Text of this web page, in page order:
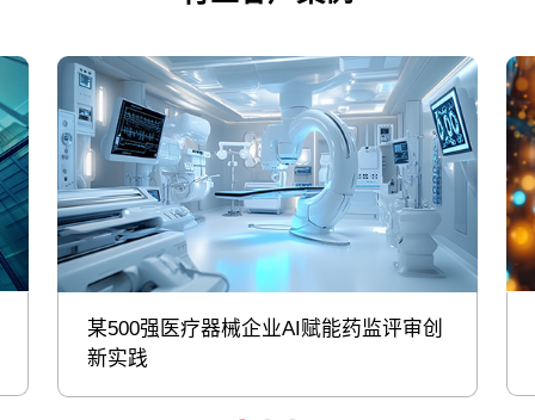
某500强医疗器械企业AI赋能药监评审创
新实践